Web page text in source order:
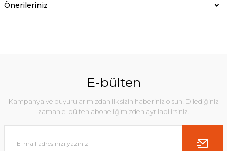
Önerileriniz
E-bülten
Kampanya ve duyurularımızdan ilk sizin haberiniz olsun! Dilediğiniz
zaman e-bülten aboneliğimizden ayrılabilirsiniz.